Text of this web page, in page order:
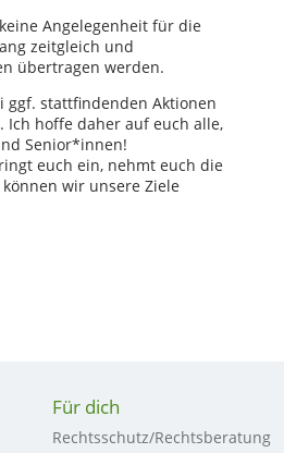
Angelegenheit für die
zeitgleich und
übertragen werden.
ggf. stattfindenden Aktionen
Ich hoffe daher auf euch alle,
Senior*innen!
euch ein, nehmt euch die
wir unsere Ziele
Für dich
Rechtsschutz/Rechtsberatung